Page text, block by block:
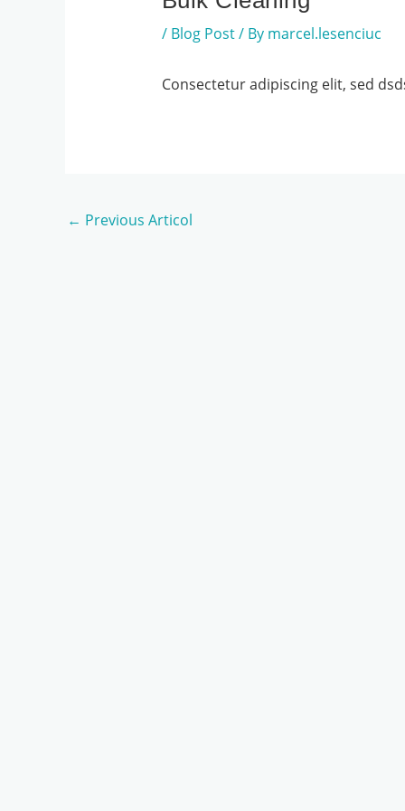
/ Blog Post/ By marcel.lesenciuc
Consectetur adipiscing elit, sed
← Previous Articol